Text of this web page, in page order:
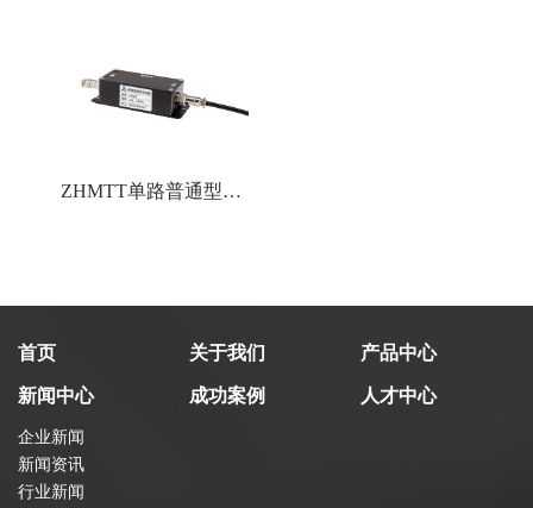
ZHMTT单路普通型变
首页 关于我们 产品中心
新闻中心
企业新闻
新闻资讯
行业新闻
成功案例 人才中心